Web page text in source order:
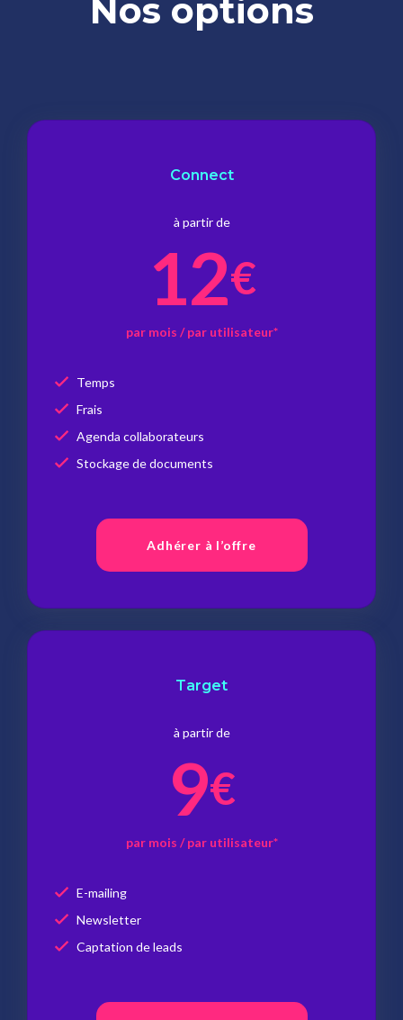
Nos options
Connect
à partir de
12€
par mois / par utilisateur*
Temps
Frais
Agenda collaborateurs
Stockage de documents
Adhérer à l’offre
Target
à partir de
9€
par mois / par utilisateur*
E-mailing
Newsletter
Captation de leads